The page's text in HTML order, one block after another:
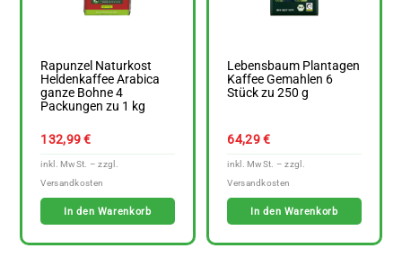
Rapunzel Naturkost
Heldenkaffee Arabica
ganze Bohne 4
Packungen zu 1 kg
132,99€
In den Warenkorb
Lebensbaum Plantagen
Kaffee Gemahlen 6
Stück zu 250 g
64,29€
In den Warenkorb